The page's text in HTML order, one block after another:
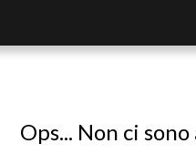
Ops... Non ci